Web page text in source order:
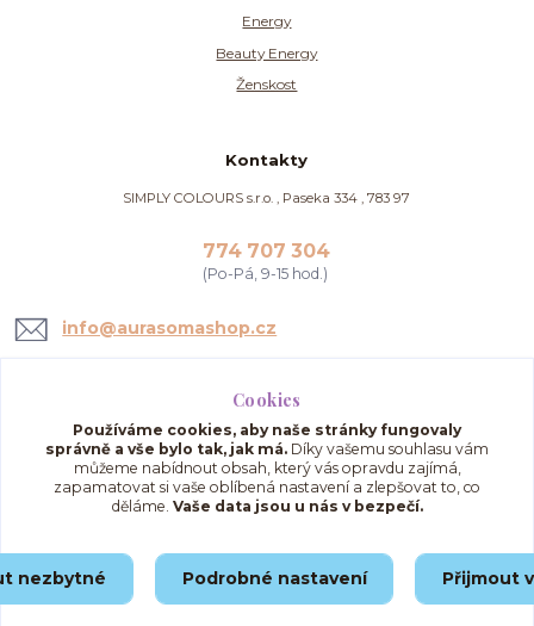
Energy
Beauty Energy
Ženskost
Kontakty
SIMPLY COLOURS s.r.o. , Paseka 334 , 783 97
774 707 304
(Po-Pá, 9-15 hod.)
info@aurasomashop.cz
Upravit sběr cookies.
© 2025 AuraSomaShop.cz – provozovatel Simply Colours s.r.o., IČO: 02562286, se
sídlem Paseka 334, 783 97, Česká republika.
Cookies
Používáme cookies, aby naše stránky fungovaly
správně a vše bylo tak, jak má. Díky vašemu souhlasu vám
můžeme nabídnout obsah, který vás opravdu zajímá,
zapamatovat si vaše oblíbená nastavení a zlepšovat to, co
děláme. Vaše data jsou u nás v bezpečí.
nezbytné Podrobné nastavení Přijmout